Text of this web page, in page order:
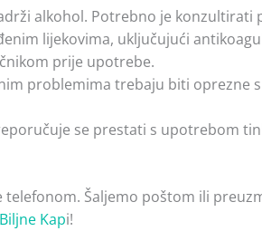
alkohol. Potrebno je
lijekovima, uključujući
prije upotrebe.
problemima trebaju biti oprezne
se prestati s upotrebom
Šaljemo poštom ili
Biljne Kapi!